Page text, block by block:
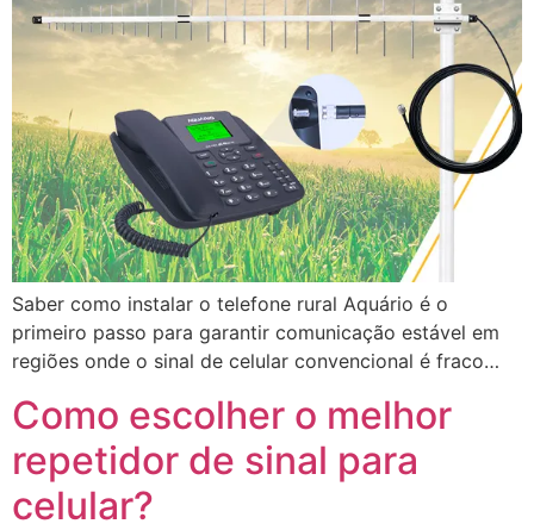
Saber como instalar o telefone rural Aquário é o
primeiro passo para garantir comunicação estável em
regiões onde o sinal de celular convencional é fraco…
Como escolher o melhor
repetidor de sinal para
celular?